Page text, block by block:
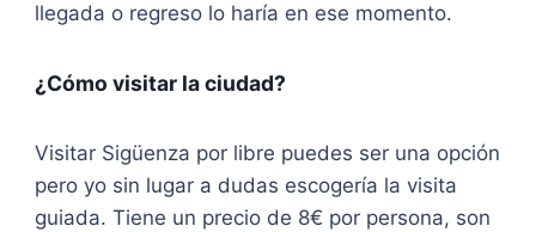
llegada o regreso lo haría en ese momento.
¿Cómo visitar la ciudad?
Visitar Sigüenza por libre puedes ser una opción
pero yo sin lugar a dudas escogería la visita
guiada. Tiene un precio de 8€ por persona, son